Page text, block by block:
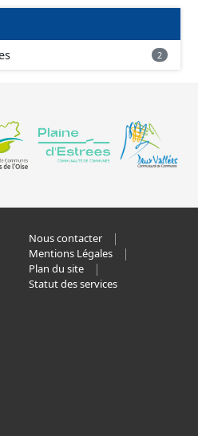
2
Nous contacter
Mentions Légales
Plan du site
Statut des services